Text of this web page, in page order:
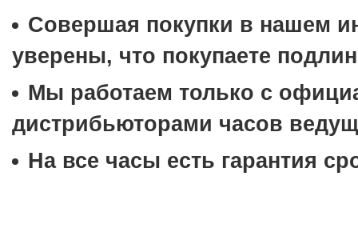
Совершая покупки в нашем
уверены, что покупаете
Мы работаем только с
дистрибьюторами часов
На все часы есть гарантия